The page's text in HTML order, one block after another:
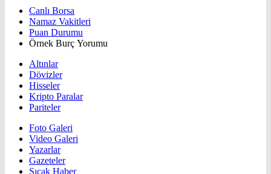
Canlı Borsa
Namaz Vakitleri
Puan Durumu
Örnek Burç Yorumu
Altınlar
Dövizler
Hisseler
Kripto Paralar
Pariteler
Foto Galeri
Video Galeri
Yazarlar
Gazeteler
Sıcak Haber